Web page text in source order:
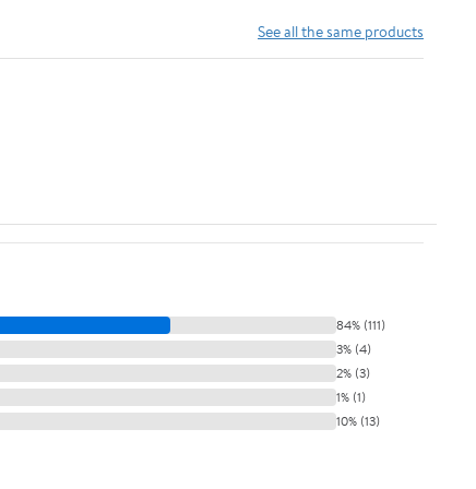
See all the same products
84% (111)
3% (4)
2% (3)
1% (1)
10% (13)